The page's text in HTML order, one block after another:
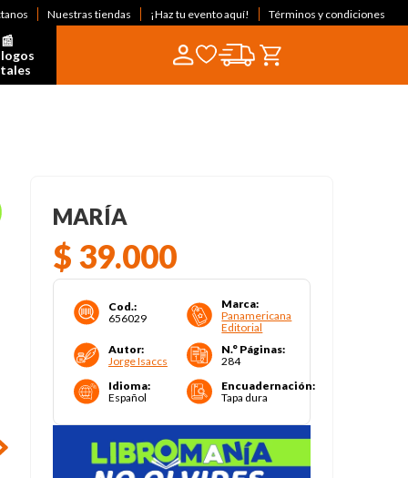
Nuestras tiendas ¡Haz tu evento aquí! Términos y condiciones
MARÍA
$ 39.000
Cod.:
656029
Marca:
Panamericana
Editorial
Autor:
Jorge Isaccs
N.° Páginas:
284
Idioma:
Español
Encuadernación:
Tapa dura